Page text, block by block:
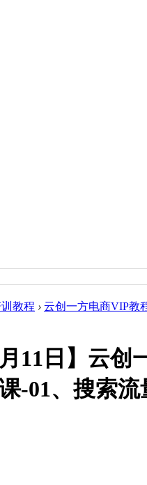
教程 › 云创一方电商VIP教
月11日】云
-01、搜索